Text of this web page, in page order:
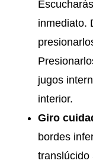
inmediato.
jugos
interior.
Giro
bordes
translúcido